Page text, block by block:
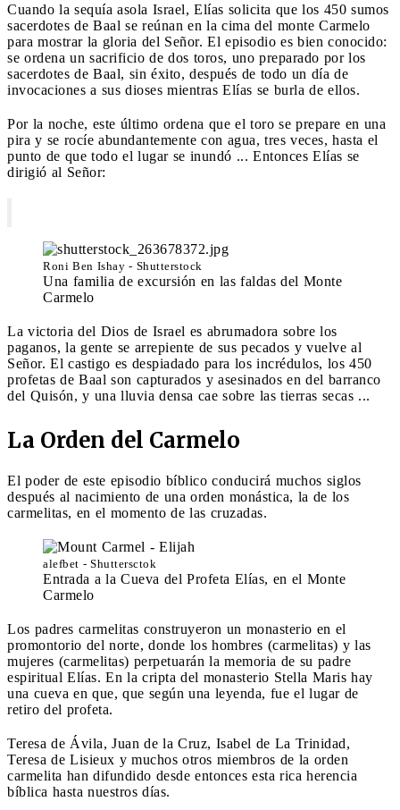
Cuando la sequía asola Israel, Elías solicita que los 450 sumos
sacerdotes de Baal se reúnan en la cima del monte Carmelo
para mostrar la gloria del Señor. El episodio es bien conocido:
se ordena un sacrificio de dos toros, uno preparado por los
sacerdotes de Baal, sin éxito, después de todo un día de
invocaciones a sus dioses mientras Elías se burla de ellos.
Por la noche, este último ordena que el toro se prepare en una
pira y se rocíe abundantemente con agua, tres veces, hasta el
punto de que todo el lugar se inundó ... Entonces Elías se
dirigió al Señor:
Roni Ben Ishay - Shutterstock
Una familia de excursión en las faldas del Monte
Carmelo
La victoria del Dios de Israel es abrumadora sobre los
paganos, la gente se arrepiente de sus pecados y vuelve al
Señor. El castigo es despiadado para los incrédulos, los 450
profetas de Baal son capturados y asesinados en del barranco
del Quisón, y una lluvia densa cae sobre las tierras secas ...
La Orden del Carmelo
El poder de este episodio bíblico conducirá muchos siglos
después al nacimiento de una orden monástica, la de los
carmelitas, en el momento de las cruzadas.
alefbet - Shuttersctok
Entrada a la Cueva del Profeta Elías, en el Monte
Carmelo
Los padres carmelitas construyeron un monasterio en el
promontorio del norte, donde los hombres (carmelitas) y las
mujeres (carmelitas) perpetuarán la memoria de su padre
espiritual Elías. En la cripta del monasterio Stella Maris hay
una cueva en que, que según una leyenda, fue el lugar de
retiro del profeta.
Teresa de Ávila, Juan de la Cruz, Isabel de La Trinidad,
Teresa de Lisieux y muchos otros miembros de la orden
carmelita han difundido desde entonces esta rica herencia
bíblica hasta nuestros días.